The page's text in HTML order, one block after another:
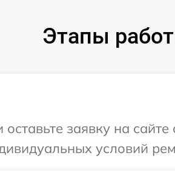
Этапы
заявку на
условий